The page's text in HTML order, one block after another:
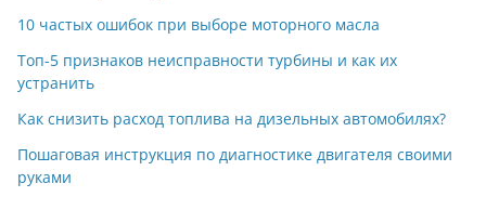
10 частых ошибок при выборе моторного масла
Топ-5 признаков неисправности турбины и как их
устранить
Как снизить расход топлива на дизельных автомобилях?
Пошаговая инструкция по диагностике двигателя своими
руками